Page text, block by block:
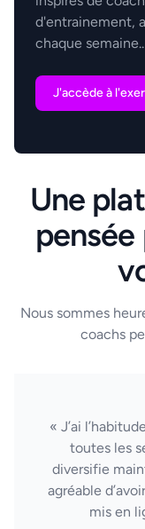
d'entrainement,
chaque semaine..
J'accède à
Une
Nous sommes
coachs
« J’ai
toutes les
diversifie
agréable
mis en